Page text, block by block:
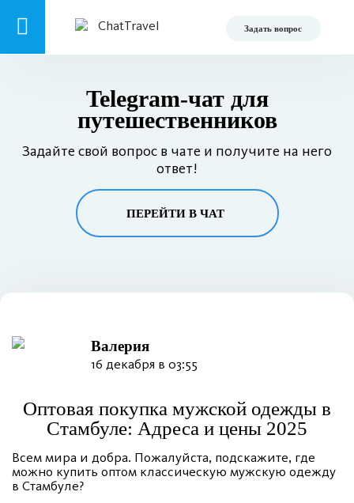
Задать вопрос
Telegram-чат для
путешественников
Задайте свой вопрос в чате и получите на него
ответ!
ПЕРЕЙТИ В ЧАТ
Валерия
16 декабря в 03:55
Оптовая покупка мужской одежды в
Стамбуле: Адреса и цены 2025
Всем мира и добра. Пожалуйста, подскажите, где
можно купить оптом классическую мужскую одежду
в Стамбуле?